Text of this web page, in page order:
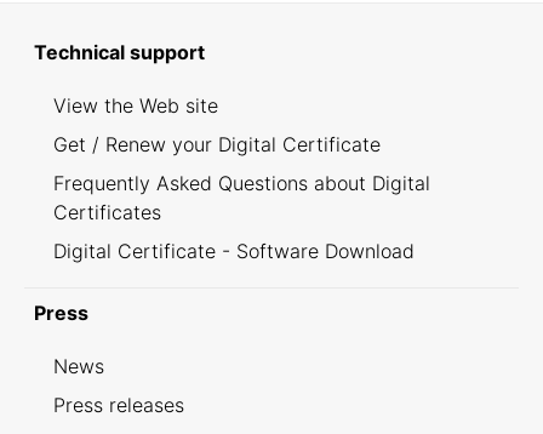
Technical support
View the Web site
Get / Renew your Digital Certificate
Frequently Asked Questions about Digital
Certificates
Digital Certificate - Software Download
Press
News
Press releases